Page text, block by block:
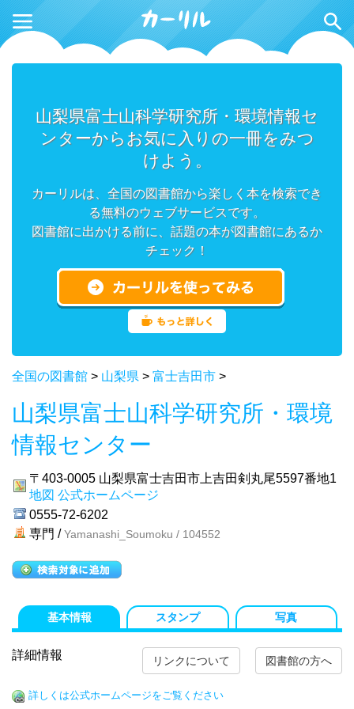
山梨県富士山科学研究所・環境情報セ
ンターからお気に入りの一冊をみつ
けよう。
カーリルは、全国の図書館から楽しく本を検索でき
る無料のウェブサービスです。
図書館に出かける前に、話題の本が図書館にあるか
チェック！
全国の図書館 > 山梨県 > 富士吉田市 >
山梨県富士山科学研究所・環境
情報センター
〒403-0005 山梨県富士吉田市上吉田剣丸尾5597番地1
地図 公式ホームページ
0555-72-6202
専門 / Yamanashi_Soumoku / 104552
基本情報 スタンプ 写真
リンクについて 図書館の方へ
詳細情報
詳しくは公式ホームページをご覧ください